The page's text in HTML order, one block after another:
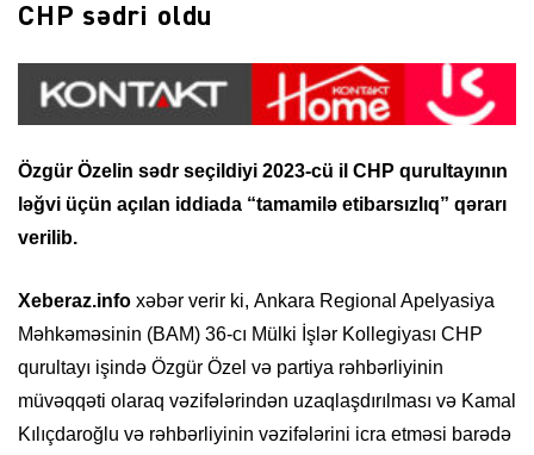
CHP sədri oldu
Özgür Özelin sədr seçildiyi 2023-cü il CHP qurultayının
ləğvi üçün açılan iddiada “tamamilə etibarsızlıq” qərarı
verilib.
Xeberaz.info xəbər verir ki, Ankara Regional Apelyasiya
Məhkəməsinin (BAM) 36-cı Mülki İşlər Kollegiyası CHP
qurultayı işində Özgür Özel və partiya rəhbərliyinin
müvəqqəti olaraq vəzifələrindən uzaqlaşdırılması və Kamal
Kılıçdaroğlu və rəhbərliyinin vəzifələrini icra etməsi barədə